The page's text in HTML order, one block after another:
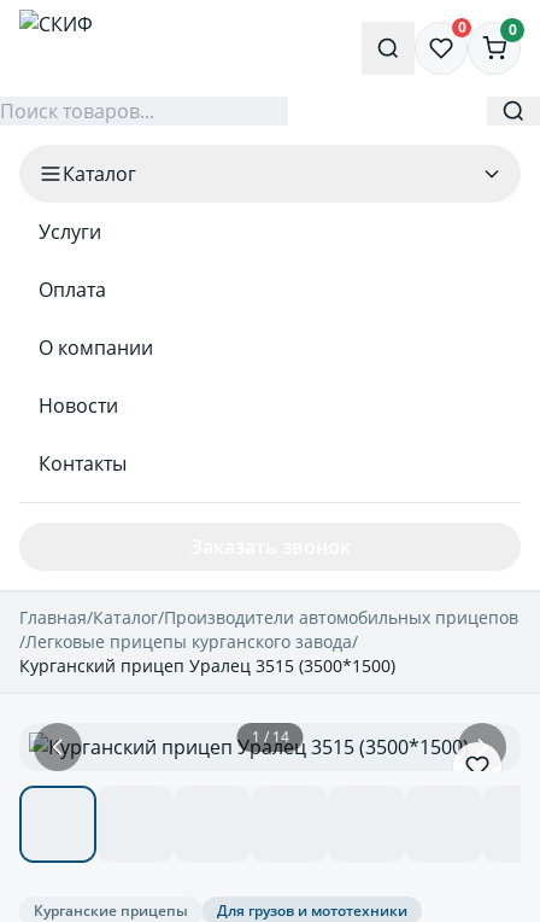
0 0
Каталог
Услуги
Оплата
О компании
Новости
Контакты
Главная/Каталог/Производители автомобильных прицепов
/Легковые прицепы курганского завода/
Курганский прицеп Уралец 3515 (3500*1500)
1 / 14
Курганские прицепы Для грузов и мототехники